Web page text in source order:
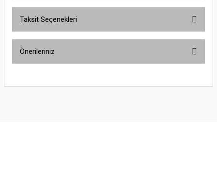
Taksit Seçenekleri
Önerileriniz
yetersiz gördüğünüz noktaları öneri formunu kullanarak tarafımıza